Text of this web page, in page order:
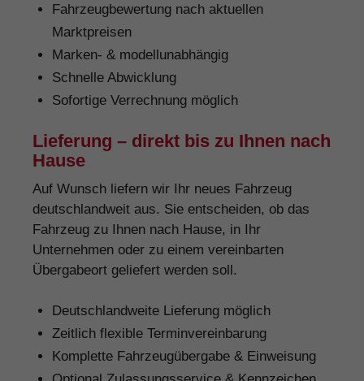
Fahrzeugbewertung nach aktuellen
Marktpreisen
Marken- & modellunabhängig
Schnelle Abwicklung
Sofortige Verrechnung möglich
Lieferung – direkt bis zu Ihnen nach
Hause
Auf Wunsch liefern wir Ihr neues Fahrzeug
deutschlandweit aus. Sie entscheiden, ob das
Fahrzeug zu Ihnen nach Hause, in Ihr
Unternehmen oder zu einem vereinbarten
Übergabeort geliefert werden soll.
Deutschlandweite Lieferung möglich
Zeitlich flexible Terminvereinbarung
Komplette Fahrzeugübergabe & Einweisung